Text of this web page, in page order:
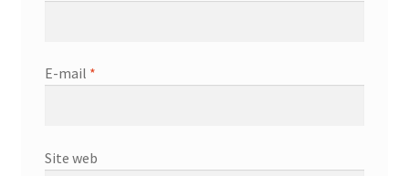
E-mail *
Site web